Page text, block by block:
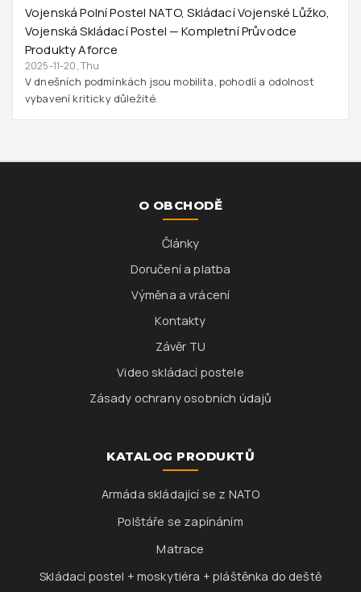
Vojenská Polní Postel NATO, Skládací Vojenské Lůžko,
Vojenská Skládací Postel — Kompletní Průvodce
Produkty Aforce
2025-11-20, Thu
V dnešních podmínkách jsou mobilita, pohodlí a odolnost
vybavení kriticky důležité.
O OBCHODĚ
Články
Doručení a platba
Výměna a vrácení
Kontakty
Závěr TU
Video skládací postele
Zásady ochrany osobních údajů
KATALOG PRODUKTŮ
Armáda skládající se z NATO
Polštáře se zapínáním
Matrace
Skládací postel + moskytiéra + pláštěnka do deště